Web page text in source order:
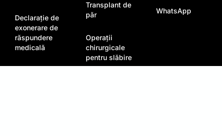
Declarație de
exonerare de
răspundere
medicală
Transplant de
păr
Operații
chirurgicale
pentru slăbire
WhatsApp